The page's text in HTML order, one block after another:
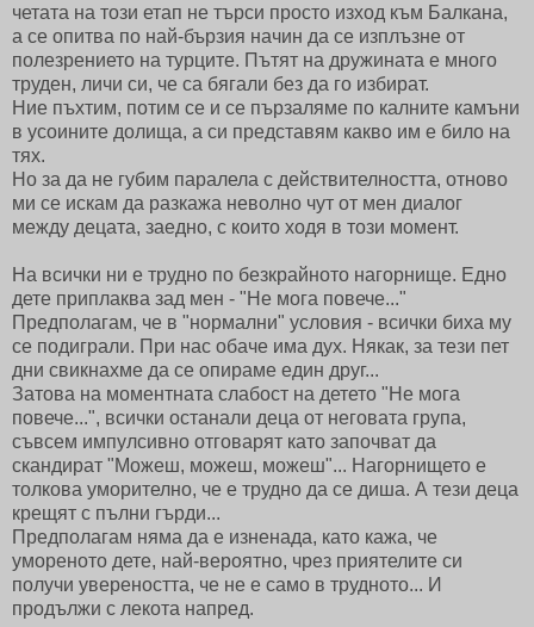
четата на този етап не търси просто изход към Балкана,
а се опитва по най-бързия начин да се изплъзне от
полезрението на турците. Пътят на дружината е много
труден, личи си, че са бягали без да го избират.
Ние пъхтим, потим се и се пързаляме по калните камъни
в усоините долища, а си представям какво им е било на
тях.
Но за да не губим паралела с действителността, отново
ми се искам да разкажа неволно чут от мен диалог
между децата, заедно, с които ходя в този момент.
На всички ни е трудно по безкрайното нагорнище. Едно
дете приплаква зад мен - "Не мога повече..."
Предполагам, че в "нормални" условия - всички биха му
се подиграли. При нас обаче има дух. Някак, за тези пет
дни свикнахме да се опираме един друг...
Затова на моментната слабост на детето "Не мога
повече...", всички останали деца от неговата група,
съвсем импулсивно отговарят като започват да
скандират "Можеш, можеш, можеш"... Нагорнището е
толкова уморително, че е трудно да се диша. А тези деца
крещят с пълни гърди...
Предполагам няма да е изненада, като кажа, че
умореното дете, най-вероятно, чрез приятелите си
получи увереността, че не е само в трудното... И
продължи с лекота напред.